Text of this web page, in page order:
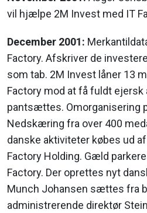
vil hjælpe 2M Invest med IT
December 2001:
Factory. Afskriver de
som tab. 2M Invest låner 13
Factory mod at få fuldt ejersk
pantsættes. Omorganisering
Nedskæring fra over 400
danske aktiviteter købes ud
Factory Holding. Gæld
Factory. Der oprettes nyt
Munch Johansen sættes fra
administrerende direktør